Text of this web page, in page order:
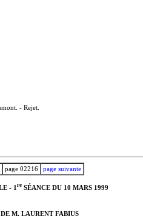
- Rejet.
page 02216 page suivante
- 1re SÉANCE DU 10 MARS 1999
M. LAURENT FABIUS